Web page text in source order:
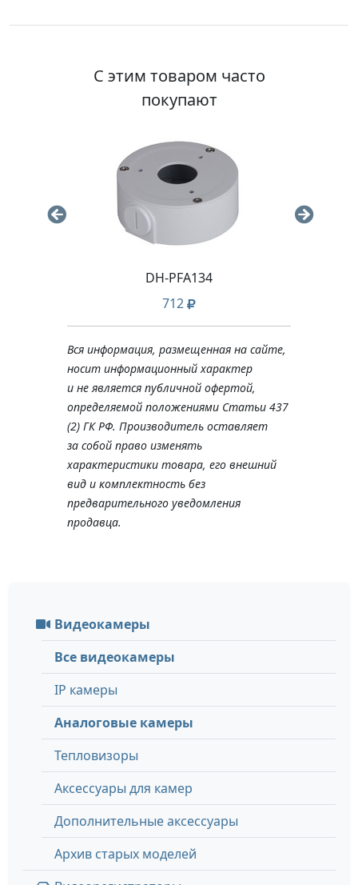
С этим товаром часто
покупают
DH-PFA134
712
Вся информация, размещенная на сайте,
носит информационный характер
и не является публичной офертой,
определяемой положениями Статьи 437
(2) ГК РФ. Производитель оставляет
за собой право изменять
характеристики товара, его внешний
вид и комплектность без
предварительного уведомления
продавца.
Видеокамеры
Все видеокамеры
IP камеры
Аналоговые камеры
Тепловизоры
Аксессуары для камер
Дополнительные аксессуары
Архив старых моделей